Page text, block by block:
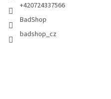
+420724337566
BadShop
badshop_cz